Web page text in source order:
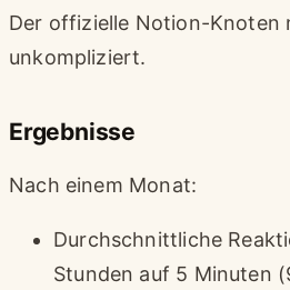
Der offizielle Notion-Knoten
unkompliziert.
Ergebnisse
Nach einem Monat:
Durchschnittliche
Stunden auf 5 Minuten